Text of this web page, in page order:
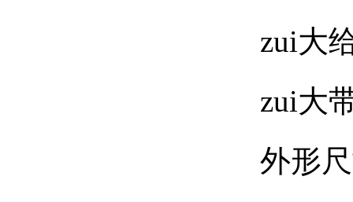
zui大
zui大
外形